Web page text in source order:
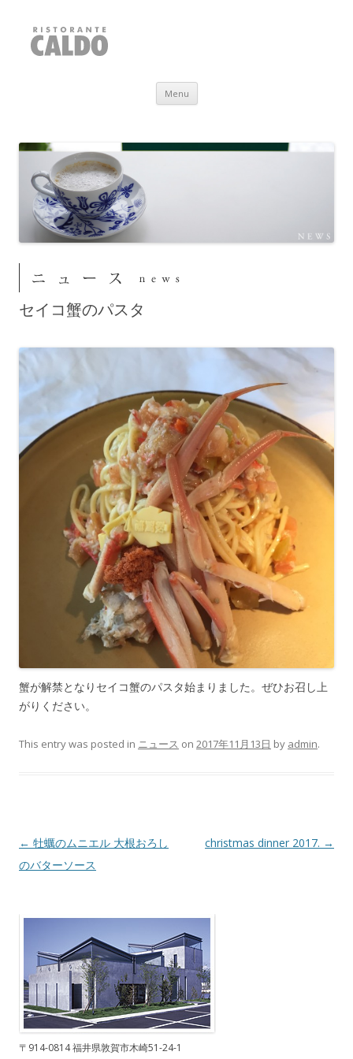
RISTORANTE CALDO
福井県敦賀市
Menu Skip to content
セイコ蟹のパスタ
蟹が解禁となりセイコ蟹のパスタ始まりました。ぜひお召し上
がりください。
This entry was posted in ニュース on 2017年11月13日 by admin.
Post navigation
← 牡蠣のムニエル 大根おろし
のバターソース
christmas dinner 2017. →
〒914-0814 福井県敦賀市木崎51-24-1